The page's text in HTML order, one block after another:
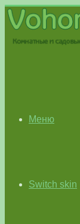
Меню
Switch skin